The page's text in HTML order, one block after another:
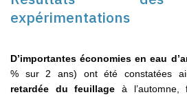
expérimentations
D’importantes économies en eau
% sur 2 ans) ont été constatées
retardée du feuillage à